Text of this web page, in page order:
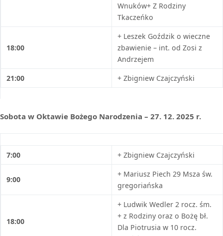
Wnuków+ Z Rodziny
Tkaczeńko
18:00
+ Leszek Goździk o wieczne
zbawienie – int. od Zosi z
Andrzejem
21:00
+ Zbigniew Czajczyński
Sobota w Oktawie Bożego Narodzenia – 27. 12. 2025 r.
7:00 + Zbigniew Czajczyński
9:00
+ Mariusz Piech 29 Msza św.
gregoriańska
18:00
+ Ludwik Wedler 2 rocz. śm.
+ z Rodziny oraz o Bożę bł.
Dla Piotrusia w 10 rocz.